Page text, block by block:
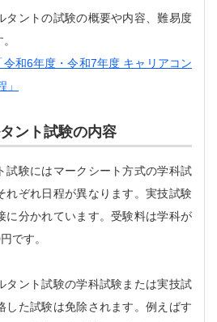
タントの試験の概要や内容、難易度
和6年度・令和7年度 キャリアコン
ント試験の内容
試験にはマークシート方式の学科試
れぞれ日程が異なります。実技試験
に分かれています。受験料は学科が
です。
タント試験の学科試験または実技試
した試験は免除されます。例えばす